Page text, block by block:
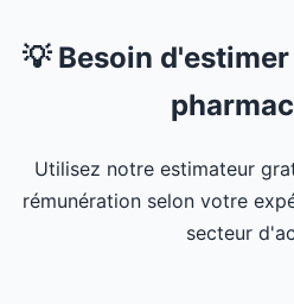
💡 Besoin
Utilisez notre estimateur
rémunération selon votre
secteur